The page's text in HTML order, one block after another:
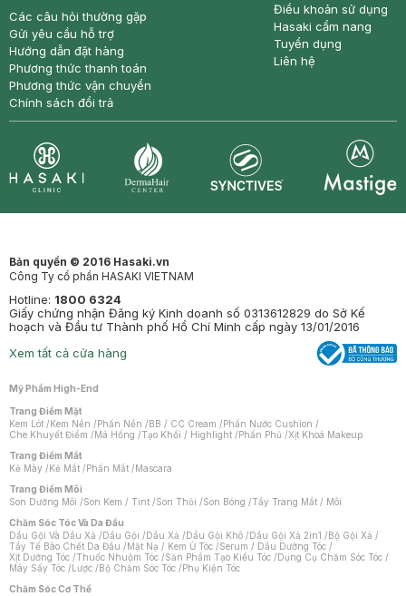
Các câu hỏi thường gặp
Gửi yêu cầu hỗ trợ
Hướng dẫn đặt hàng
Phương thức thanh toán
Phương thức vận chuyển
Chính sách đổi trả
Điều khoản sử dụng
Hasaki cẩm nang
Tuyển dụng
Liên hệ
Bản quyền © 2016 Hasaki.vn
Công Ty cổ phần HASAKI VIETNAM
Hotline: 1800 6324
Giấy chứng nhận Đăng ký Kinh doanh số 0313612829 do Sở Kế
hoạch và Đầu tư Thành phố Hồ Chí Minh cấp ngày 13/01/2016
Xem tất cả cửa hàng
Mỹ Phẩm High-End
Trang Điểm Mặt
Kem Lót /Kem Nền /Phấn Nền /BB / CC Cream /Phấn Nước Cushion /
Che Khuyết Điểm /Má Hồng /Tạo Khối / Highlight /Phấn Phủ /Xịt Khoá Makeup
Trang Điểm Mắt
Kẻ Mày /Kẻ Mắt /Phấn Mắt /Mascara
Trang Điểm Môi
Son Dưỡng Môi /Son Kem / Tint /Son Thỏi /Son Bóng /Tẩy Trang Mắt / Môi
Chăm Sóc Tóc Và Da Đầu
Dầu Gội Và Dầu Xả /Dầu Gội /Dầu Xả /Dầu Gội Khô /Dầu Gội Xả 2in1 /Bộ Gội Xả /
Tẩy Tế Bào Chết Da Đầu /Mặt Nạ / Kem Ủ Tóc /Serum / Dầu Dưỡng Tóc /
Xịt Dưỡng Tóc /Thuốc Nhuộm Tóc /Sản Phẩm Tạo Kiểu Tóc /Dụng Cụ Chăm Sóc Tóc /
Máy Sấy Tóc /Lược /Bộ Chăm Sóc Tóc /Phụ Kiện Tóc
Chăm Sóc Cơ Thể